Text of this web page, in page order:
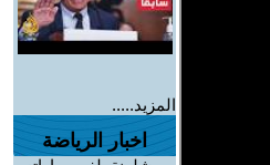
المزيد.....
اخبار الرياضة